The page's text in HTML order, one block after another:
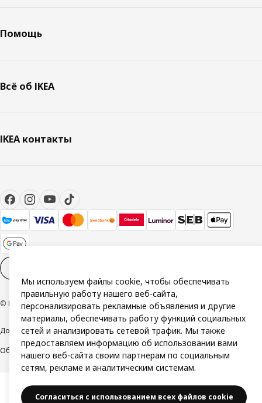
Помощь
Всё об IKEA
IKEA контакты
© Inter IKEA Systems B.V. 1999-2026
Доступность Политика конфиденциальности и использования cookie
Общие условия
Свяжитесь с нами
Мы используем файлы cookie, чтобы обеспечивать
правильную работу нашего веб-сайта,
персонализировать рекламные объявления и другие
материалы, обеспечивать работу функций социальных
сетей и анализировать сетевой трафик. Мы также
предоставляем информацию об использовании вами
нашего веб-сайта своим партнерам по социальным
сетям, рекламе и аналитическим системам.
Согласиться с использованием всех файлов cookie